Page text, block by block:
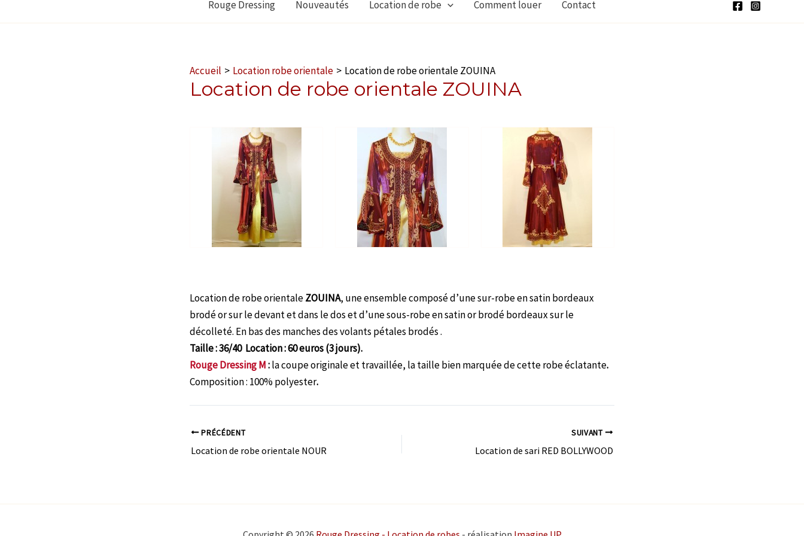
Rouge Dressing Nouveautés Location de robe Comment louer Contact
Accueil Location robe orientale Location de robe orientale ZOUINA
Location de robe orientale ZOUINA
Location de robe orientaleZOUINA, une ensemble composé d’une sur-robe en satin bordeaux
brodé or sur le devant et dans le dos et d’une sous-robe en satin or brodé bordeaux sur le
décolleté. En bas des manches des volants pétales brodés .
Taille : 36/40 Location : 60 euros(3 jours).
Rouge Dressing M:la coupe originale et travaillée, la taille bien marquée de cette robe éclatante.
Composition : 100% polyester.
PRÉCÉDENT
Location de robe orientale NOUR
SUIVANT
Location de sari RED BOLLYWOOD